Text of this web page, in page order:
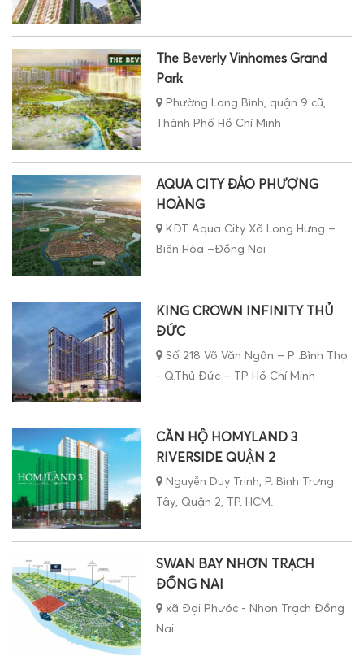
The Beverly Vinhomes Grand
Park
Phường Long Bình, quận 9 cũ,
Thành Phố Hồ Chí Minh
AQUA CITY ĐẢO PHƯỢNG
HOÀNG
KĐT Aqua City Xã Long Hưng –
Biên Hòa –Đồng Nai
KING CROWN INFINITY THỦ
ĐỨC
Số 218 Võ Văn Ngân – P .Bình Thọ
- Q.Thủ Đức – TP Hồ Chí Minh
CĂN HỘ HOMYLAND 3
RIVERSIDE QUẬN 2
Nguyễn Duy Trinh, P. Bình Trưng
Tây, Quận 2, TP. HCM.
SWAN BAY NHƠN TRẠCH
ĐỒNG NAI
xã Đại Phước - Nhơn Trạch Đồng
Nai